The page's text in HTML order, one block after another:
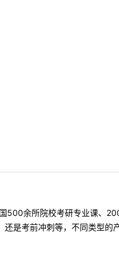
500余所院校考研专业课、
是考前冲刺等，不同类型的